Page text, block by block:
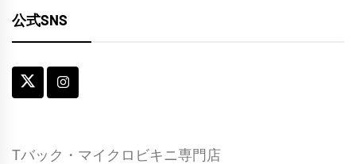
公式SNS
Tバック・マイクロビキニ専門店